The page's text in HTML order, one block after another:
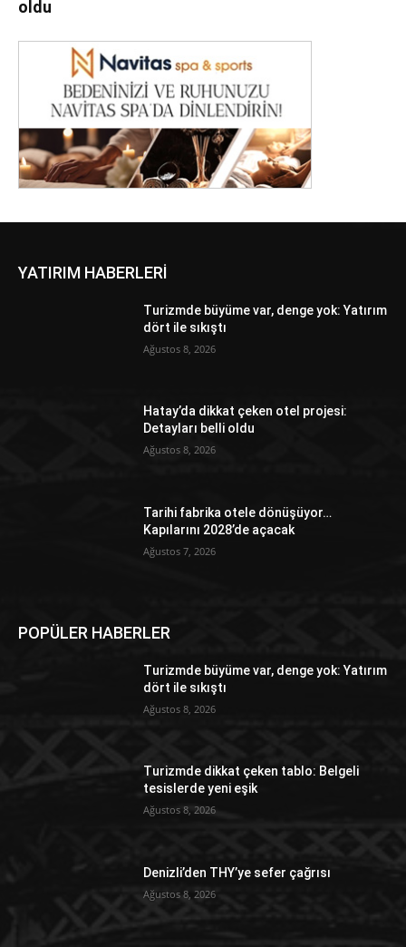
oldu
YATIRIM HABERLERİ
Turizmde büyüme var, denge yok: Yatırım
dört ile sıkıştı
Ağustos 8, 2026
Hatay’da dikkat çeken otel projesi:
Detayları belli oldu
Ağustos 8, 2026
Tarihi fabrika otele dönüşüyor…
Kapılarını 2028’de açacak
Ağustos 7, 2026
POPÜLER HABERLER
Turizmde büyüme var, denge yok: Yatırım
dört ile sıkıştı
Ağustos 8, 2026
Turizmde dikkat çeken tablo: Belgeli
tesislerde yeni eşik
Ağustos 8, 2026
Denizli’den THY’ye sefer çağrısı
Ağustos 8, 2026